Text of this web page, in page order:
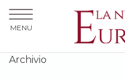
Archivio
MENU